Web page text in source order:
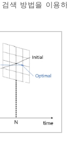
색 방법을 이용